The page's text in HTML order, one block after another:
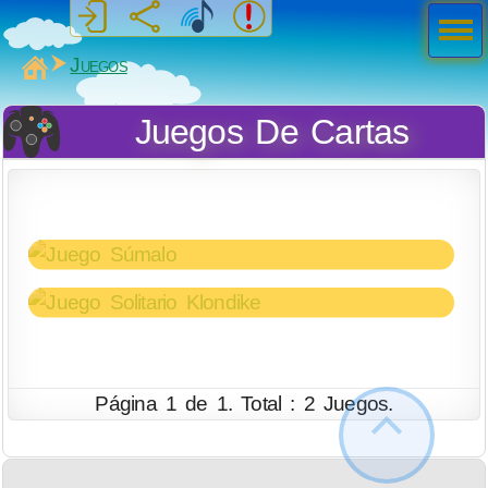
MiSabueso
Juegos
Juegos De Cartas
En este juego obtienes puntos apilando las
cartas, sumando sus valores.
Solitario Klondike
El clásico juego de solitario conocido por
todos, pero más flexible y con más
Página 1 de 1. Total : 2 Juegos.
Men
ú